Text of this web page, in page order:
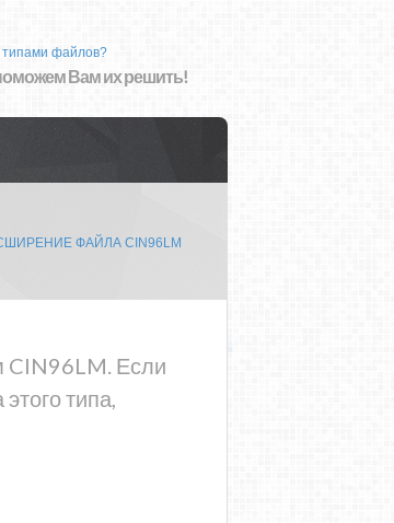
файлов?
Вам их решить!
ФАЙЛА CIN96LM
CIN96LM. Если
типа,